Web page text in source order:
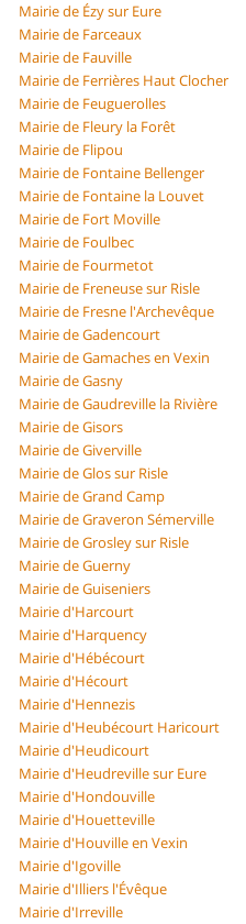
Mairie de Ézy sur Eure
Mairie de Farceaux
Mairie de Fauville
Mairie de Ferrières Haut Clocher
Mairie de Feuguerolles
Mairie de Fleury la Forêt
Mairie de Flipou
Mairie de Fontaine Bellenger
Mairie de Fontaine la Louvet
Mairie de Fort Moville
Mairie de Foulbec
Mairie de Fourmetot
Mairie de Freneuse sur Risle
Mairie de Fresne l'Archevêque
Mairie de Gadencourt
Mairie de Gamaches en Vexin
Mairie de Gasny
Mairie de Gaudreville la Rivière
Mairie de Gisors
Mairie de Giverville
Mairie de Glos sur Risle
Mairie de Grand Camp
Mairie de Graveron Sémerville
Mairie de Grosley sur Risle
Mairie de Guerny
Mairie de Guiseniers
Mairie d'Harcourt
Mairie d'Harquency
Mairie d'Hébécourt
Mairie d'Hécourt
Mairie d'Hennezis
Mairie d'Heubécourt Haricourt
Mairie d'Heudicourt
Mairie d'Heudreville sur Eure
Mairie d'Hondouville
Mairie d'Houetteville
Mairie d'Houville en Vexin
Mairie d'Igoville
Mairie d'Illiers l'Évêque
Mairie d'Irreville